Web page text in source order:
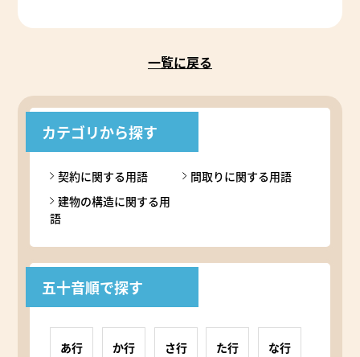
一覧に戻る
カテゴリから探す
契約に関する用語
間取りに関する用語
建物の構造に関する用
語
五十音順で探す
あ行 か行 さ行 た行 な行